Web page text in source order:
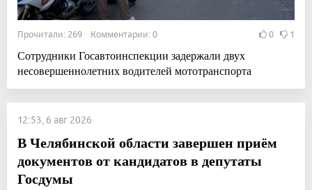
Прочитали: 269 Комментарии: 0 0 1
Сотрудники Госавтоинспекции задержали двух
несовершеннолетних водителей мототранспорта
12:53, 6 авг 2026
В Челябинской области завершен приём
документов от кандидатов в депутаты
Госдумы